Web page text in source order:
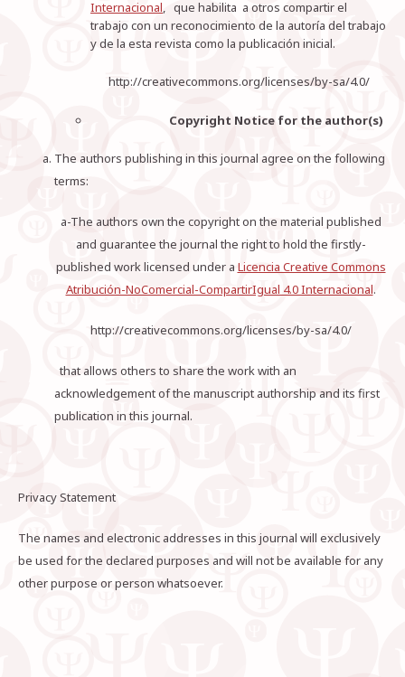
Internacional, que habilita a otros compartir el
trabajo con un reconocimiento de la autoría del trabajo
y de la esta revista como la publicación inicial.
http://creativecommons.org/licenses/by-sa/4.0/
Copyright Notice for the author(s)
The authors publishing in this journal agree on the following
terms:
a-The authors own the copyright on the material published
and guarantee the journal the right to hold the firstly-
published work licensed under a Licencia Creative Commons
Atribución-NoComercial-CompartirIgual 4.0 Internacional.
http://creativecommons.org/licenses/by-sa/4.0/
that allows others to share the work with an
acknowledgement of the manuscript authorship and its first
publication in this journal.
Privacy Statement
The names and electronic addresses in this journal will exclusively
be used for the declared purposes and will not be available for any
other purpose or person whatsoever.